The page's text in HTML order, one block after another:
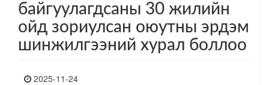
байгуулагдсаны 30 жилийн
ойд зориулсан оюутны эрдэм
шинжилгээний хурал боллоо
2025-11-24